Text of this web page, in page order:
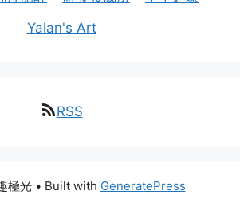
Yalan's Art
RSS
極光• Built with GeneratePress